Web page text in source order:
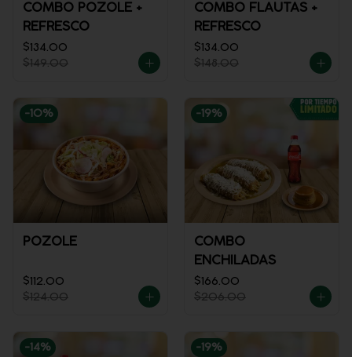
COMBO POZOLE +
REFRESCO
$134.00
$149.00
COMBO FLAUTAS +
REFRESCO
$134.00
$148.00
-10%
POZOLE
$112.00
$124.00
-19%
COMBO
ENCHILADAS
$166.00
$206.00
-14% -19%